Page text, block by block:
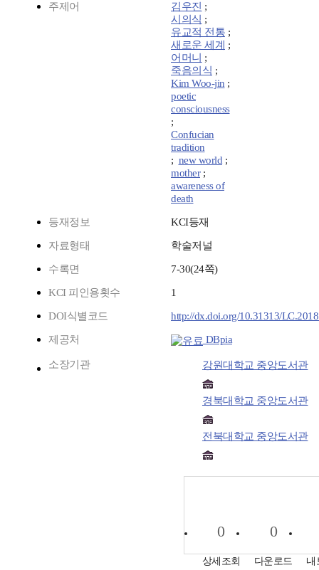
주제어 김우진 ;
시의식 ;
유교적 전통 ;
새로운 세계 ;
어머니 ;
죽음의식 ;
Kim Woo-jin ;
poetic
consciousness
;
Confucian
tradition
; new world ;
mother;
awareness of
death
등재정보 KCI등재
자료형태 학술저널
수록면 7-30(24쪽)
KCI 피인용횟수 1
DOI식별코드 http://dx.doi.org/10.31313/
제공처 DBpia
소장기관 강원대학교 중앙도서관
경북대학교 중앙도서관
전북대학교 중앙도서관
0
상세조회
0
다운로드 내